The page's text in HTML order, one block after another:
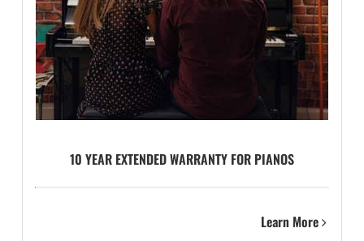
10 YEAR EXTENDED WARRANTY FOR PIANOS
Learn More